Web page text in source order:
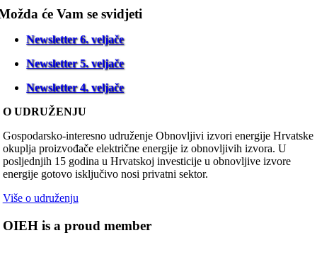
će Vam se svidjeti
Newsletter 6. veljače
Newsletter 5. veljače
Newsletter 4. veljače
O UDRUŽENJU
Gospodarsko-interesno udruženje Obnovljivi izvori energije Hrvatske
okuplja proizvođače električne energije iz obnovljivih izvora. U
posljednjih 15 godina u Hrvatskoj investicije u obnovljive izvore
energije gotovo isključivo nosi privatni sektor.
Više o udruženju
OIEH is a proud member